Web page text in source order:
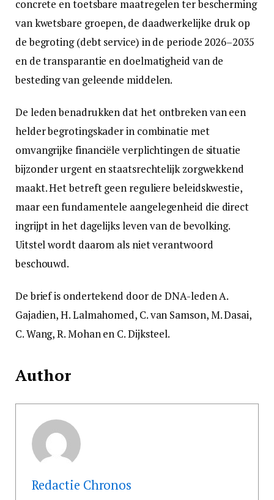
concrete en toetsbare maatregelen ter bescherming
van kwetsbare groepen, de daadwerkelijke druk op
de begroting (debt service) in de periode 2026–2035
en de transparantie en doelmatigheid van de
besteding van geleende middelen.
De leden benadrukken dat het ontbreken van een
helder begrotingskader in combinatie met
omvangrijke financiële verplichtingen de situatie
bijzonder urgent en staatsrechtelijk zorgwekkend
maakt. Het betreft geen reguliere beleidskwestie,
maar een fundamentele aangelegenheid die direct
ingrijpt in het dagelijks leven van de bevolking.
Uitstel wordt daarom als niet verantwoord
beschouwd.
De brief is ondertekend door de DNA-leden A.
Gajadien, H. Lalmahomed, C. van Samson, M. Dasai,
C. Wang, R. Mohan en C. Dijksteel.
Author
Redactie Chronos